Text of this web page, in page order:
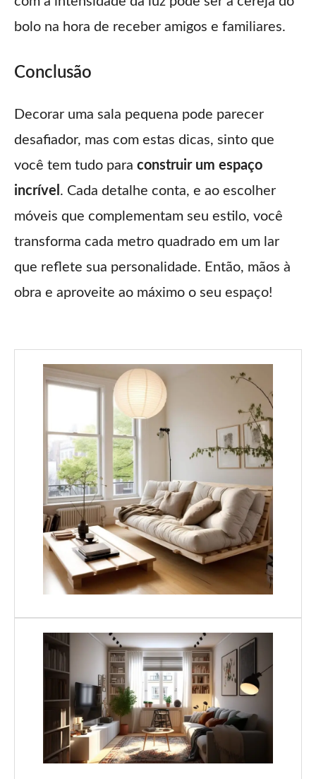
bolo na hora de receber amigos e familiares.
Conclusão
Decorar uma sala pequena pode parecer
desafiador, mas com estas dicas, sinto que
você tem tudo para construir um espaço
incrível . Cada detalhe conta, e ao escolher
móveis que complementam seu estilo, você
transforma cada metro quadrado em um lar
que reflete sua personalidade. Então, mãos à
obra e aproveite ao máximo o seu espaço!